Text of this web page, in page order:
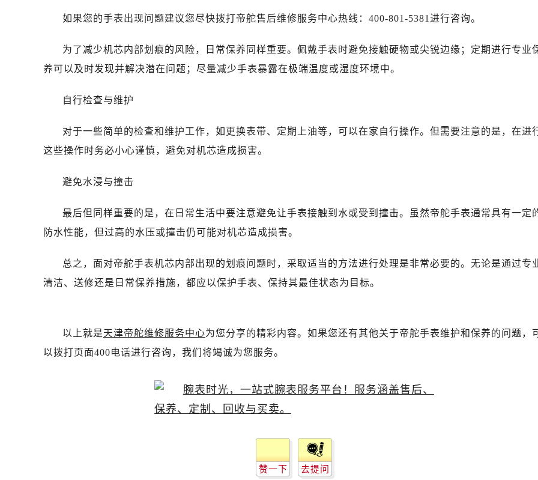
青岛市南区山东路6号华润大厦B座22层04室（需提前预约）
长春市朝阳区西安大路727号中银大厦A座(旺进大厦)18层09室（需提前预约）
贵阳市南明区都司高架桥路33号亨特国际金融中心14楼14D（需提前预约）
石家庄市长安区中山东路39号勒泰中心写字楼B座13层07室（需提前预约）
海口市龙华区金贸东路5号海口华润大厦B座17层1707室（需提前预约）
唐山市路南区新华东道100号万达广场写字楼A座10层1002室（需提前预约）
黑龙江省大庆市萨尔图区会战大街帝舵售后服务中心（需提前预约）
黑龙江省黑河市爱辉区中央街帝舵售后服务中心（需提前预约）
黑龙江省鸡西市鸡冠区红军路帝舵售后服务中心（需提前预约）
黑龙江省牡丹江市东安区太平路帝舵售后服务中心（需提前预约）
黑龙江省七台河市桃山区大同街帝舵售后服务中心（需提前预约）
黑龙江省绥化市北林区新华街与康庄路交叉口帝舵售后服务中心（需提前预约）
黑龙江省伊春市伊美区通河路帝舵售后服务中心（需提前预约）
吉林省白山市浑江区浑江大街帝舵售后服务中心（需提前预约）
吉林省辽源市龙山区人民大街帝舵售后服务中心（需提前预约）
吉林省四平市铁东区紫气大路与南九经街交汇处帝舵售后服务中心（需提前预约）
吉林省松原市宁江区五环大街帝舵售后服务中心（需提前预约）
如果您的手表出现问题建议您尽快拨打帝舵售后维修服务中心热线：400-801-5381进行咨询。
为了减少机芯内部划痕的风险，日常保养同样重要。佩戴手表时避免接触硬物或尖锐边缘；定期进行专业
养可以及时发现并解决潜在问题；尽量减少手表暴露在极端温度或湿度环境中。
自行检查与维护
对于一些简单的检查和维护工作，如更换表带、定期上油等，可以在家自行操作。但需要注意的是，在进
这些操作时务必小心谨慎，避免对机芯造成损害。
避免水浸与撞击
最后但同样重要的是，在日常生活中要注意避免让手表接触到水或受到撞击。虽然帝舵手表通常具有一定
防水性能，但过高的水压或撞击仍可能对机芯造成损害。
总之，面对帝舵手表机芯内部出现的划痕问题时，采取适当的方法进行处理是非常必要的。无论是通过专
清洁、送修还是日常保养措施，都应以保护手表、保持其最佳状态为目标。
以上就是天津帝舵维修服务中心为您分享的精彩内容。如果您还有其他关于帝舵手表维护和保养的问题，
以拨打页面400电话进行咨询，我们将竭诚为您服务。
赞一下 去提问